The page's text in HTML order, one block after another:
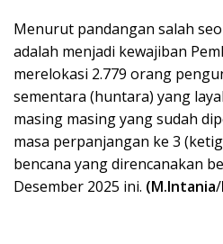
Menurut pandangan salah
adalah menjadi kewajiban
merelokasi 2.779 orang
sementara (huntara) yang
masing masing yang sudah
masa perpanjangan ke 3
bencana yang direncanakan
Desember 2025 ini. (M.Intania/